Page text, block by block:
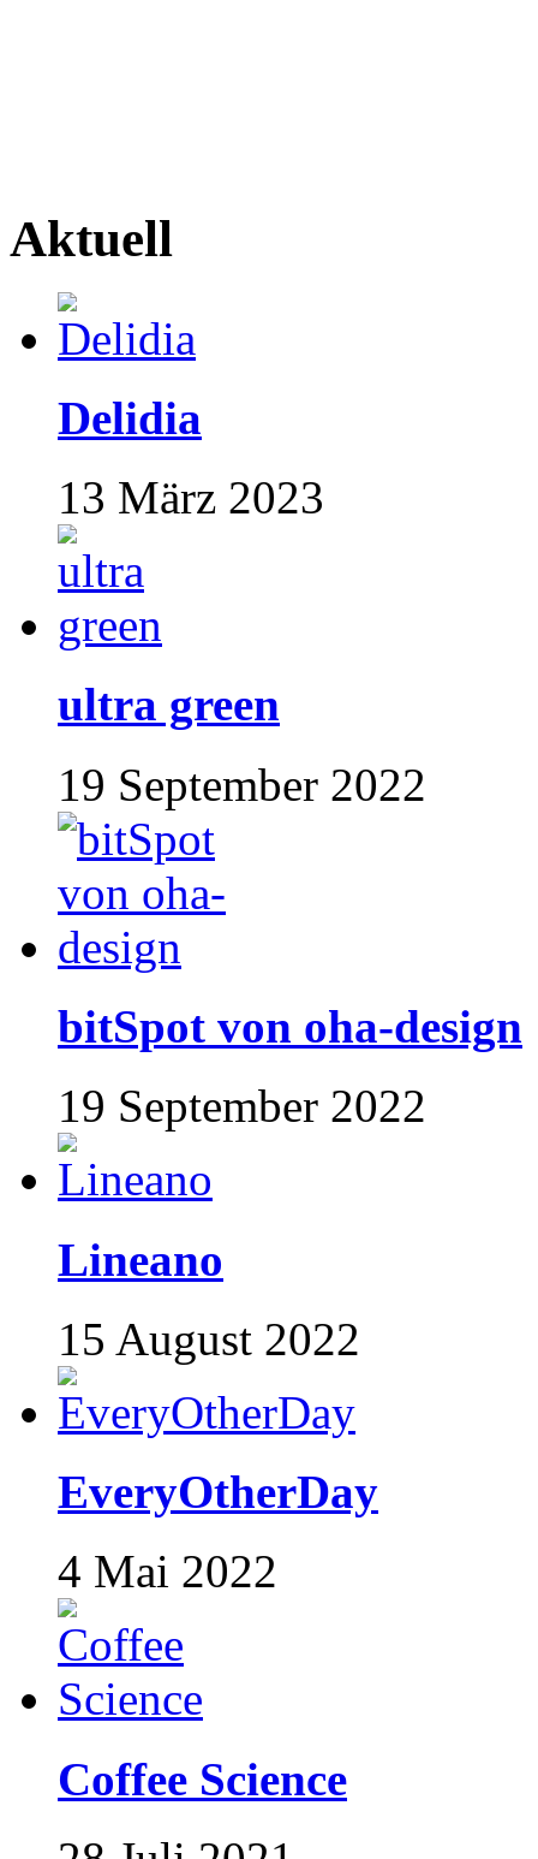
Aktuell
Delidia
13 März 2023
ultra green
19 September 2022
bitSpot von oha-design
19 September 2022
Lineano
15 August 2022
EveryOtherDay
4 Mai 2022
Coffee Science